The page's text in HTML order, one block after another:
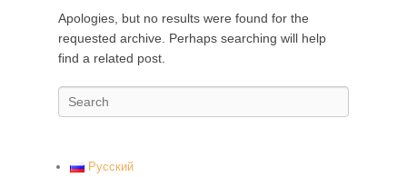
Apologies, but no results were found for the
requested archive. Perhaps searching will help
find a related post.
e
Русский